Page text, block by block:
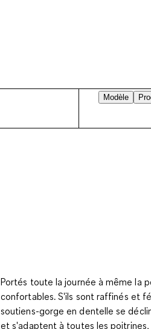
Modèle
Portés toute la journée à même la
confortables. S'ils sont raffinés et
soutiens-gorge en dentelle se
et s'adaptent à toutes les poitrines,